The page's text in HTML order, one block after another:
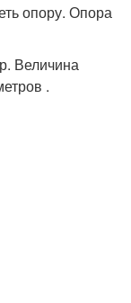
опору. Опора
Величина
.